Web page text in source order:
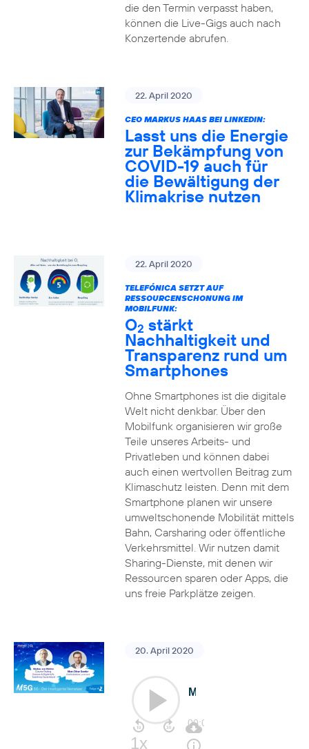
die den Termin verpasst haben,
können die Live-Gigs auch nach
Konzertende abrufen.
22. April 2020
CEO MARKUS HAAS BEI LINKEDIN:
Lasst uns die Energie
zur Bekämpfung von
COVID-19 auch für
die Bewältigung der
Klimakrise nutzen
22. April 2020
TELEFÓNICA SETZT AUF
RESSOURCENSCHONUNG IM
MOBILFUNK:
O2 stärkt
Nachhaltigkeit und
Transparenz rund um
Smartphones
Ohne Smartphones ist die digitale
Welt nicht denkbar. Über den
Mobilfunk organisieren wir große
Teile unseres Arbeits- und
Privatleben und können dabei
auch einen wertvollen Beitrag zum
Klimaschutz leisten. Denn mit dem
Smartphone planen wir unsere
umweltschonende Mobilität mittels
Bahn, Carsharing oder öffentliche
Verkehrsmittel. Wir nutzen damit
Sharing-Dienste, mit denen wir
Ressourcen sparen oder Apps, die
uns freie Parkplätze zeigen.
20. April 2020